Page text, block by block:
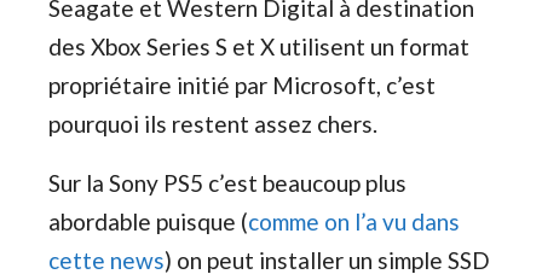
Seagate et Western Digital à destination
des Xbox Series S et X utilisent un format
propriétaire initié par Microsoft, c’est
pourquoi ils restent assez chers.
Sur la Sony PS5 c’est beaucoup plus
abordable puisque (comme on l’a vu dans
cette news) on peut installer un simple SSD